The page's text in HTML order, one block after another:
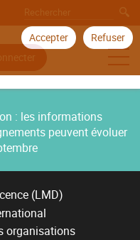
Accepter Refuser
: les informations
peuvent évoluer
(LMD)
organisations